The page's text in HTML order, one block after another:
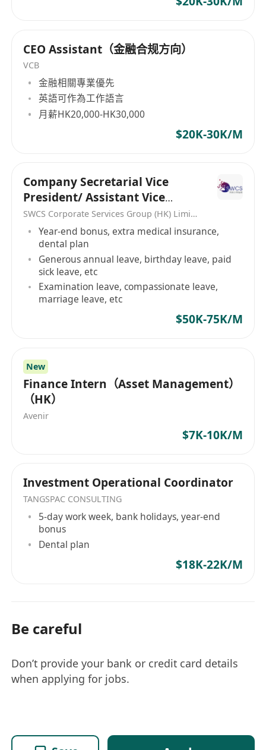
力；​
综合素质：细致严谨、责任心强，具备极强的时
间管理能力与多任务处理能力；保密意识极强，
能妥善处理涉密信息；沟通协调能力突出，可高
效对接内外部 stakeholders。​
四、应聘方式​
简历投递：请将中英文简历发送至邮箱：
[**********]，邮件主题注明 “CEO Assistant -
姓名 - 金融合规方向”；​
面试流程：初面（HR + 合规部门）→ 复面
（CEO）→ 背景调查 → 录用通知。​
备注​
本岗位需以英文处理工作文件及沟通，金融专业
知识与合规意识为核心考核点；​
件审核案例等）。​
CEO Assistant（金融合规方向）
VCB
金融相關專業優先
英語可作為工作語言
月薪HK20,000-HK30,000
$20K-30K/M
Company Secretarial Vice
President/ Assistant Vice
President/ Senior Manager
SWCS Corporate Services Group (HK) Limited
Year-end bonus, extra medical insurance,
dental plan
Generous annual leave, birthday leave, paid
sick leave, etc
Examination leave, compassionate leave,
marriage leave, etc
$50K-75K/M
New
Finance Intern（Asset Management）
（HK）
Avenir
$7K-10K/M
Investment Operational Coordinator
TANGSPAC CONSULTING
5-day work week, bank holidays, year-end
bonus
Dental plan
$18K-22K/M
Be careful
Don’t provide your bank or credit card details
when applying for jobs.